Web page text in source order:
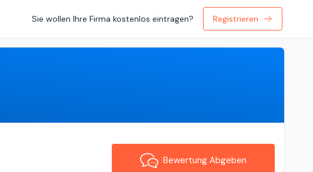
Sie wollen Ihre Firma kostenlos eintragen? Registrieren
Bewertung Abgeben